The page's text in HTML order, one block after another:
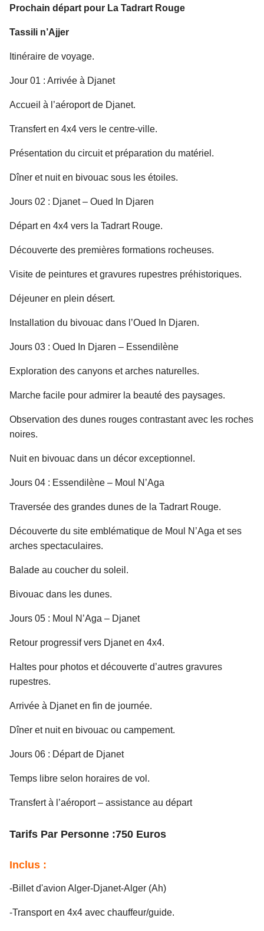
Prochain départ pour La Tadrart Rouge
Tassili n’Ajjer
Itinéraire de voyage.
Jour 01 : Arrivée à Djanet
Accueil à l’aéroport de Djanet.
Transfert en 4x4 vers le centre-ville.
Présentation du circuit et préparation du matériel.
Dîner et nuit en bivouac sous les étoiles.
Jours 02 : Djanet – Oued In Djaren
Départ en 4x4 vers la Tadrart Rouge.
Découverte des premières formations rocheuses.
Visite de peintures et gravures rupestres préhistoriques.
Déjeuner en plein désert.
Installation du bivouac dans l’Oued In Djaren.
Jours 03 : Oued In Djaren – Essendilène
Exploration des canyons et arches naturelles.
Marche facile pour admirer la beauté des paysages.
Observation des dunes rouges contrastant avec les roches
noires.
Nuit en bivouac dans un décor exceptionnel.
Jours 04 : Essendilène – Moul N’Aga
Traversée des grandes dunes de la Tadrart Rouge.
Découverte du site emblématique de Moul N’Aga et ses
arches spectaculaires.
Balade au coucher du soleil.
Bivouac dans les dunes.
Jours 05 : Moul N’Aga – Djanet
Retour progressif vers Djanet en 4x4.
Haltes pour photos et découverte d’autres gravures
rupestres.
Arrivée à Djanet en fin de journée.
Dîner et nuit en bivouac ou campement.
Jours 06 : Départ de Djanet
Temps libre selon horaires de vol.
Transfert à l’aéroport – assistance au départ
Tarifs Par Personne :750 Euros
Inclus :
-Billet d'avion Alger-Djanet-Alger (Ah)
-Transport en 4x4 avec chauffeur/guide.